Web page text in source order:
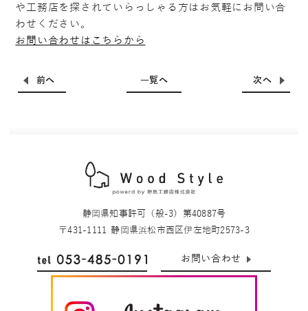
や工務店を探されていらっしゃる方はお気軽にお問い合
わせください。
お問い合わせはこちらから
前へ 一覧へ 次へ
静岡県知事許可（般-3）第40887号
〒431-1111 静岡県浜松市西区伊左地町2573-3
お問い合わせ